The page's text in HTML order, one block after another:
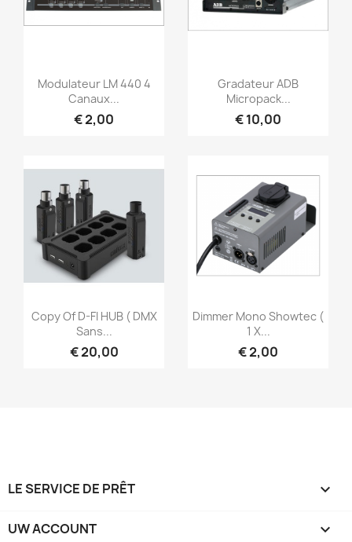
Snel bekijken
Modulateur LM 440 4
Canaux...
€ 2,00
Snel bekijken
Gradateur ADB
Micropack...
€ 10,00
Snel bekijken
Copy Of D-FI HUB ( DMX
Sans...
€ 20,00
Snel bekijken
Dimmer Mono Showtec (
1 X...
€ 2,00
LE SERVICE DE PRÊT 
UW ACCOUNT 